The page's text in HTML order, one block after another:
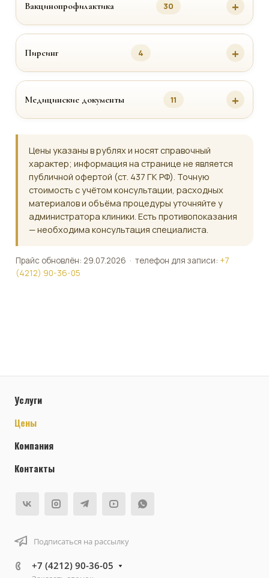
Вакцинопрофилактика 30
Пирсинг 4
Медицинские документы 11
Цены указаны в рублях и носят справочный
характер; информация на странице не является
публичной офертой (ст. 437 ГК РФ). Точную
стоимость с учётом консультации, расходных
материалов и объёма процедуры уточняйте у
администратора клиники. Есть противопоказания
— необходима консультация специалиста.
Прайс обновлён: 29.07.2026 · телефон для записи: +7
(4212) 90-36-05
Услуги
Цены
Компания
Контакты
Подписаться на рассылку
+7 (4212) 90-36-05